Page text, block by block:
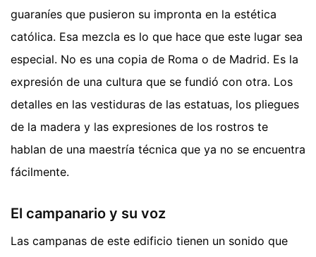
guaraníes que pusieron su impronta en la estética
católica. Esa mezcla es lo que hace que este lugar sea
especial. No es una copia de Roma o de Madrid. Es la
expresión de una cultura que se fundió con otra. Los
detalles en las vestiduras de las estatuas, los pliegues
de la madera y las expresiones de los rostros te
hablan de una maestría técnica que ya no se encuentra
fácilmente.
El campanario y su voz
Las campanas de este edificio tienen un sonido que